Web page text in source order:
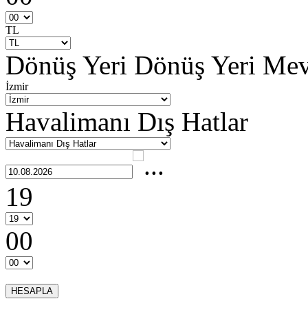
TL
Dönüş Yeri Dönüş Yeri
İzmir
Havalimanı Dış Hatlar
19
00